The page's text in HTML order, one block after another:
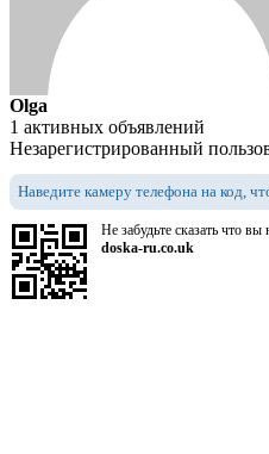
Olga
1 активных объявлений
Незарегистрированный
Наведите камеру телефона на код,
Не забудьте сказать что
doska-ru.co.uk